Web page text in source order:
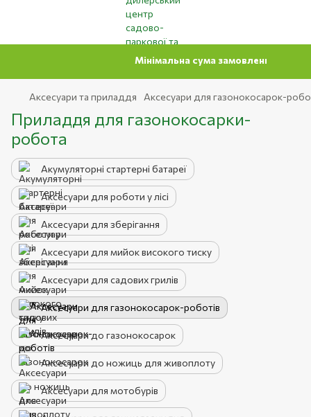
Мінімальна сума замовлення на сайті 500 грн
Аксесуари та приладдя Аксесуари для газонокосарок-
Приладдя для газонокосарки-
робота
Акумуляторні стартерні батареї
Аксесуари для роботи у лісі
Аксесуари для зберігання
Аксесуари для мийок високого тиску
Аксесуари для садових грилів
Аксесуари для газонокосарок-роботів
Аксесуари до газонокосарок
Аксесуари до ножиць для живоплоту
Аксесуари для мотобурів